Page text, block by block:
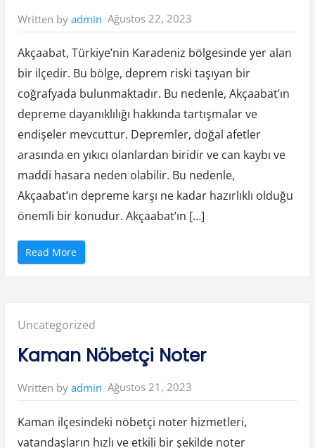
z
l
a
m
a
Written by admin Ağustos 22, 2023
Akçaabat, Türkiye’nin Karadeniz bölgesinde yer alan
bir ilçedir. Bu bölge, deprem riski taşıyan bir
coğrafyada bulunmaktadır. Bu nedenle, Akçaabat’ın
depreme dayanıklılığı hakkında tartışmalar ve
endişeler mevcuttur. Depremler, doğal afetler
arasında en yıkıcı olanlardan biridir ve can kaybı ve
maddi hasara neden olabilir. Bu nedenle,
Akçaabat’ın depreme karşı ne kadar hazırlıklı olduğu
önemli bir konudur. Akçaabat’ın […]
Read More“
A
t
p
r
e
a
ı
Posted
in:
Uncategorized
Kaman Nöbetçi Noter
Written by admin Ağustos 21, 2023
Kaman ilçesindeki nöbetçi noter hizmetleri,
vatandaşların hızlı ve etkili bir şekilde noter